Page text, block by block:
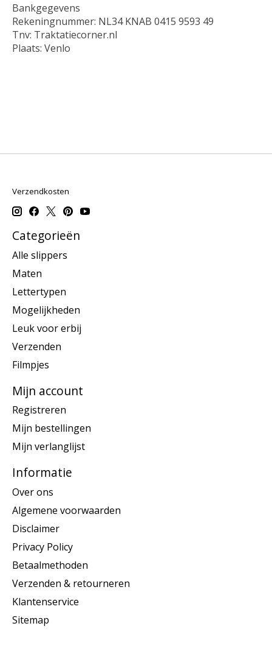
Bankgegevens
Rekeningnummer: NL34KNAB 0415 9593 49
Tnv: Traktatiecorner.nl
Plaats: Venlo
Verzendkosten
Categorieën
Alle slippers
Maten
Lettertypen
Mogelijkheden
Leuk voor erbij
Verzenden
Filmpjes
Mijn account
Registreren
Mijn bestellingen
Mijn verlanglijst
Informatie
Over ons
Algemene voorwaarden
Disclaimer
Privacy Policy
Betaalmethoden
Verzenden & retourneren
Klantenservice
Sitemap